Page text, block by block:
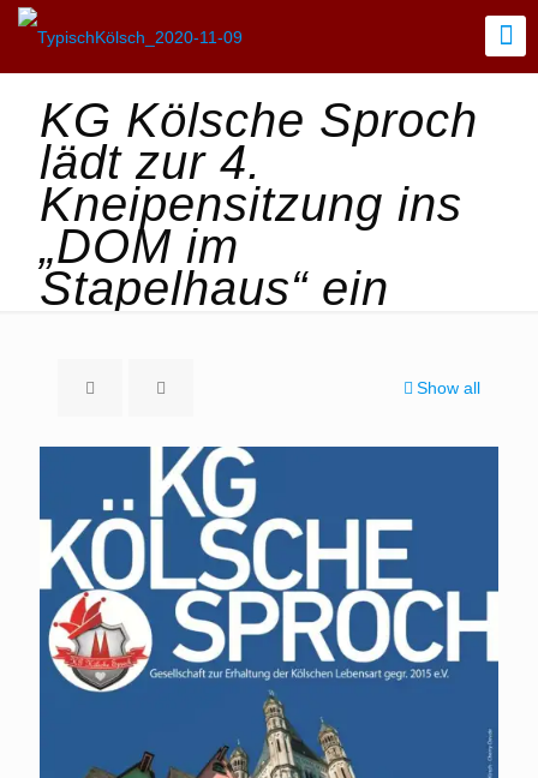
KG Kölsche Sproch
lädt zur 4.
Kneipensitzung ins
„DOM im
Stapelhaus“ ein
Show all